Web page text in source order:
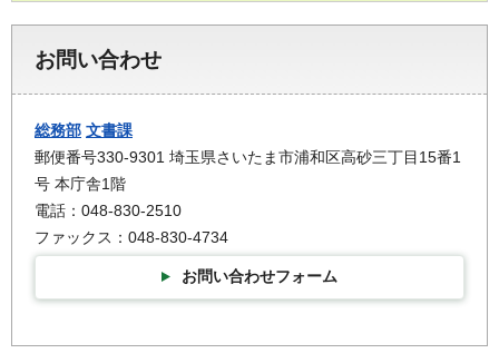
お問い合わせ
総務部 文書課
郵便番号330-9301 埼玉県さいたま市浦和区高砂三丁目15番1
号 本庁舎1階
電話：048-830-2510
ファックス：048-830-4734
お問い合わせフォーム